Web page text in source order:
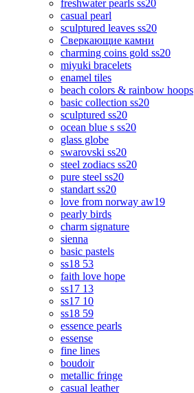
freshwater pearls ss20
casual pearl
sculptured leaves ss20
Сверкающие камни
charming coins gold ss20
miyuki bracelets
enamel tiles
beach colors & rainbow hoops
basic collection ss20
sculptured ss20
ocean blue s ss20
glass globe
swarovski ss20
steel zodiacs ss20
pure steel ss20
standart ss20
love from norway aw19
pearly birds
charm signature
sienna
basic pastels
ss18 53
faith love hope
ss17 13
ss17 10
ss18 59
essence pearls
essense
fine lines
boudoir
metallic fringe
casual leather